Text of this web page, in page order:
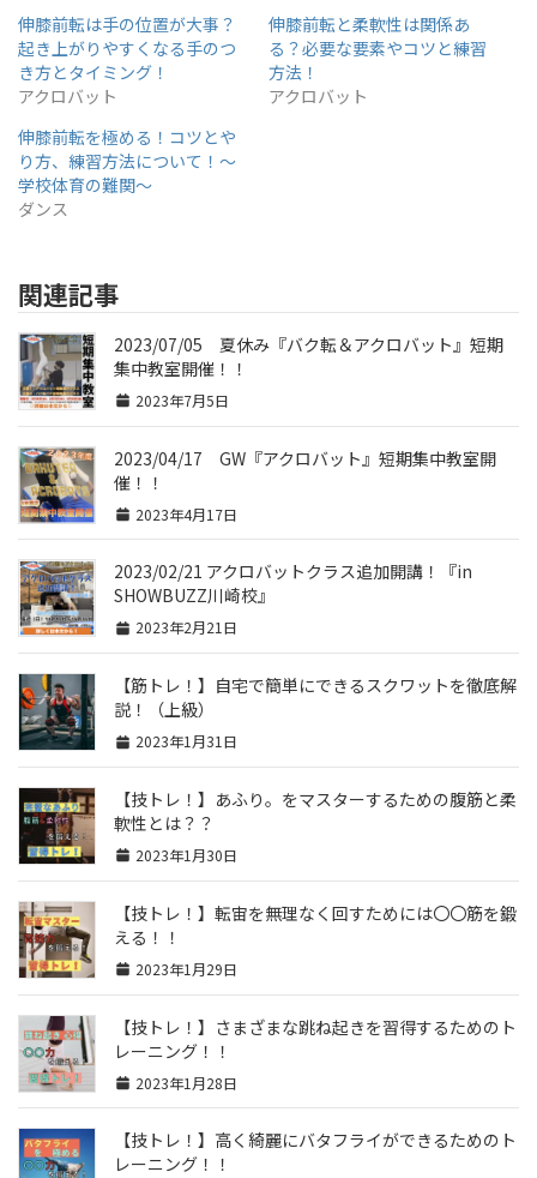
伸膝前転は手の位置が大事？
起き上がりやすくなる手のつ
き方とタイミング！
アクロバット
伸膝前転と柔軟性は関係あ
る？必要な要素やコツと練習
方法！
アクロバット
伸膝前転を極める！コツとや
り方、練習方法について！〜
学校体育の難関〜
ダンス
関連記事
2023/07/05 夏休み『バク転＆アクロバット』短期
集中教室開催！！
2023年7月5日
2023/04/17 GW『アクロバット』短期集中教室開
催！！
2023年4月17日
2023/02/21 アクロバットクラス追加開講！『in
SHOWBUZZ川崎校』
2023年2月21日
【筋トレ！】自宅で簡単にできるスクワットを徹底解
説！（上級）
2023年1月31日
【技トレ！】あふり。をマスターするための腹筋と柔
軟性とは？？
2023年1月30日
【技トレ！】転宙を無理なく回すためには〇〇筋を鍛
える！！
2023年1月29日
【技トレ！】さまざまな跳ね起きを習得するためのト
レーニング！！
2023年1月28日
【技トレ！】高く綺麗にバタフライができるためのト
レーニング！！